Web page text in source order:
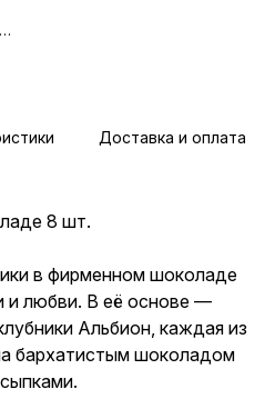
Доставка и оплата
8 шт.
в фирменном шоколаде
любви. В её основе —
Альбион, каждая из
бархатистым шоколадом